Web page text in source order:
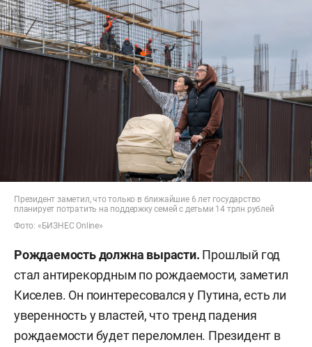
Президент заметил, что только в ближайшие 6 лет государство
планирует потратить на поддержку семей с детьми 14 трлн рублей
Фото: «БИЗНЕС Online»
Рождаемость должна вырасти. Прошлый год
стал антирекордным по рождаемости, заметил
Киселев. Он поинтересовался у Путина, есть ли
уверенность у властей, что тренд падения
рождаемости будет переломлен. Президент в